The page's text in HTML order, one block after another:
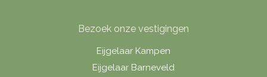
Bezoek onze vestigingen
Eijgelaar Kampen
Eijgelaar Barneveld